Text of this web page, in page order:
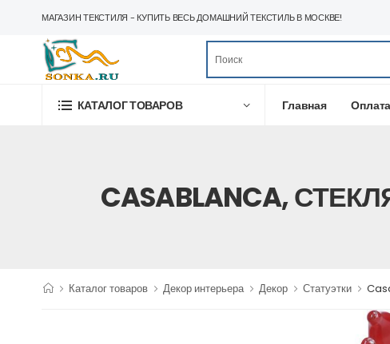
МАГАЗИН ТЕКСТИЛЯ - КУПИТЬ ВЕСЬ ДОМАШНИЙ ТЕКСТИЛЬ В МОСКВЕ!
КАТАЛОГ ТОВАРОВ Главная Оплата
CASABLANCA,
Каталог товаров Декор интерьера Декор Статуэтки